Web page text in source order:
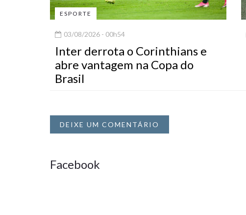
ESPORTE
03/08/2026 - 00h54
Inter derrota o Corinthians e
abre vantagem na Copa do
Brasil
DEIXE UM COMENTÁRIO
Facebook